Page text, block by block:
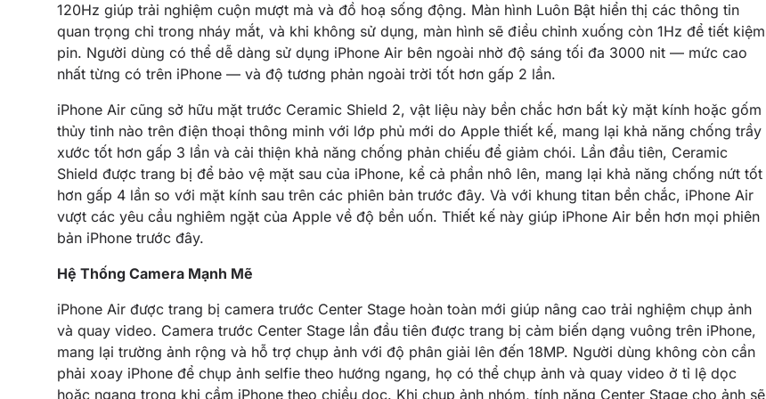
120Hz giúp trải nghiệm cuộn mượt mà và đồ hoạ sống động. Màn hình Luôn Bật hiển thị các thông tin
quan trọng chỉ trong nháy mắt, và khi không sử dụng, màn hình sẽ điều chỉnh xuống còn 1Hz để tiết kiệm
pin. Người dùng có thể dễ dàng sử dụng iPhone Air bên ngoài nhờ độ sáng tối đa 3000 nit — mức cao
nhất từng có trên iPhone — và độ tương phản ngoài trời tốt hơn gấp 2 lần.
iPhone Air cũng sở hữu mặt trước Ceramic Shield 2, vật liệu này bền chắc hơn bất kỳ mặt kính hoặc gốm
thủy tinh nào trên điện thoại thông minh với lớp phủ mới do Apple thiết kế, mang lại khả năng chống trầy
xước tốt hơn gấp 3 lần và cải thiện khả năng chống phản chiếu để giảm chói. Lần đầu tiên, Ceramic
Shield được trang bị để bảo vệ mặt sau của iPhone, kể cả phần nhô lên, mang lại khả năng chống nứt tốt
hơn gấp 4 lần so với mặt kính sau trên các phiên bản trước đây. Và với khung titan bền chắc, iPhone Air
vượt các yêu cầu nghiêm ngặt của Apple về độ bền uốn. Thiết kế này giúp iPhone Air bền hơn mọi phiên
bản iPhone trước đây.
Hệ Thống Camera Mạnh Mẽ
iPhone Air được trang bị camera trước Center Stage hoàn toàn mới giúp nâng cao trải nghiệm chụp ảnh
và quay video. Camera trước Center Stage lần đầu tiên được trang bị cảm biến dạng vuông trên iPhone,
mang lại trường ảnh rộng và hỗ trợ chụp ảnh với độ phân giải lên đến 18MP. Người dùng không còn cần
phải xoay iPhone để chụp ảnh selfie theo hướng ngang, họ có thể chụp ảnh và quay video ở tỉ lệ dọc
hoặc ngang trong khi cầm iPhone theo chiều dọc. Khi chụp ảnh nhóm, tính năng Center Stage cho ảnh sẽ